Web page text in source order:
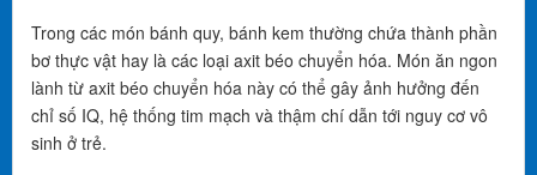
Trong các món bánh quy, bánh kem thường chứa thành phần
bơ thực vật hay là các loại axit béo chuyển hóa. Món ăn ngon
lành từ axit béo chuyển hóa này có thể gây ảnh hưởng đến
chỉ số IQ, hệ thống tim mạch và thậm chí dẫn tới nguy cơ vô
sinh ở trẻ.